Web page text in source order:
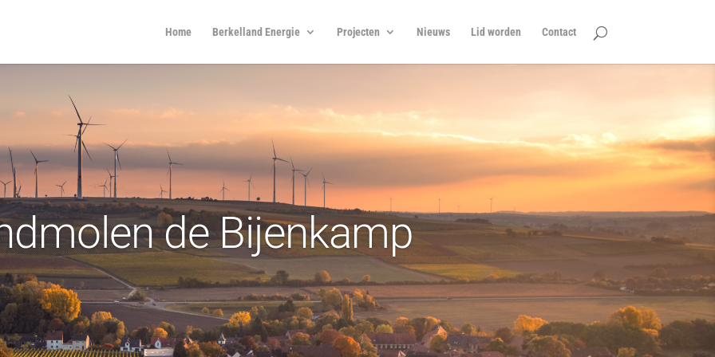
Home Berkelland Energie Projecten Nieuws Lid worden Contact
de Bijenkamp